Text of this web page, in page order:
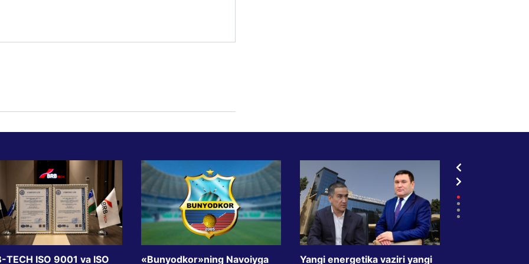
TECH ISO 9001 va ISO
«Bunyodkor»ning Navoiyga
Yangi energetika vaziri yangi